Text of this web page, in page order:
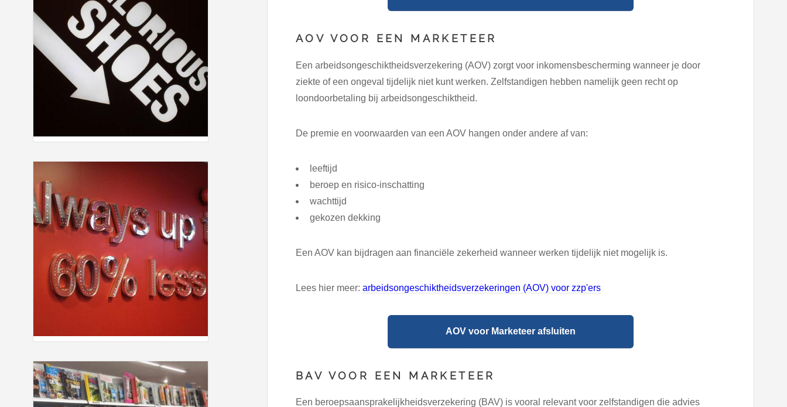
AOV VOOR EEN MARKETEER
Een arbeidsongeschiktheidsverzekering (AOV) zorgt voor inkomensbescherming wanneer je door
ziekte of een ongeval tijdelijk niet kunt werken. Zelfstandigen hebben namelijk geen recht op
loondoorbetaling bij arbeidsongeschiktheid.
De premie en voorwaarden van een AOV hangen onder andere af van:
leeftijd
beroep en risico-inschatting
wachttijd
gekozen dekking
Een AOV kan bijdragen aan financiële zekerheid wanneer werken tijdelijk niet mogelijk is.
Lees hier meer: arbeidsongeschiktheidsverzekeringen (AOV) voor zzp'ers
AOV voor Marketeer afsluiten
BAV VOOR EEN MARKETEER
Een beroepsaansprakelijkheidsverzekering (BAV) is vooral relevant voor zelfstandigen die advies